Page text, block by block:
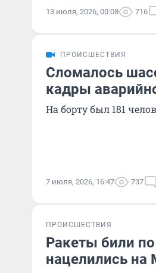
13 июля, 2026, 00:08 716
ПРОИСШЕСТВИЯ
Сломалось
кадры
На борту был 181
7 июля, 2026, 16:47 737
ПРОИСШЕСТВИЯ
Ракеты били
нацелились на